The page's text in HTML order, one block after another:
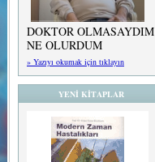
DOKTOR OLMASAYDIM
NE OLURDUM
» Yazıyı okumak için tıklayın
YENİ KİTAPLAR